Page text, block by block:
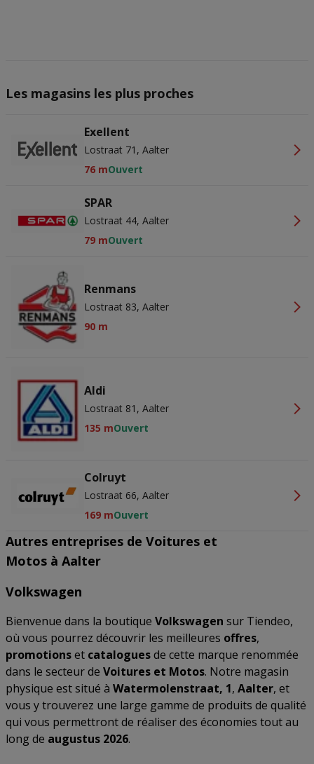
Les magasins les plus proches
Exellent
Lostraat 71, Aalter
76 mOuvert
SPAR
Lostraat 44, Aalter
79 mOuvert
Renmans
Lostraat 83, Aalter
90 m
Aldi
Lostraat 81, Aalter
135 mOuvert
Colruyt
Lostraat 66, Aalter
169 mOuvert
Autres entreprises de Voitures et
Motos à Aalter
Volkswagen
Bienvenue dans la boutique Volkswagen sur Tiendeo,
où vous pourrez découvrir les meilleures offres,
promotionset cataloguesde cette marque renommée
dans le secteur de Voitures et Motos. Notre magasin
physique est situé à Watermolenstraat, 1, Aalter, et
vous y trouverez une large gamme de produits de qualité
qui vous permettront de réaliser des économies tout au
long de augustus 2026.